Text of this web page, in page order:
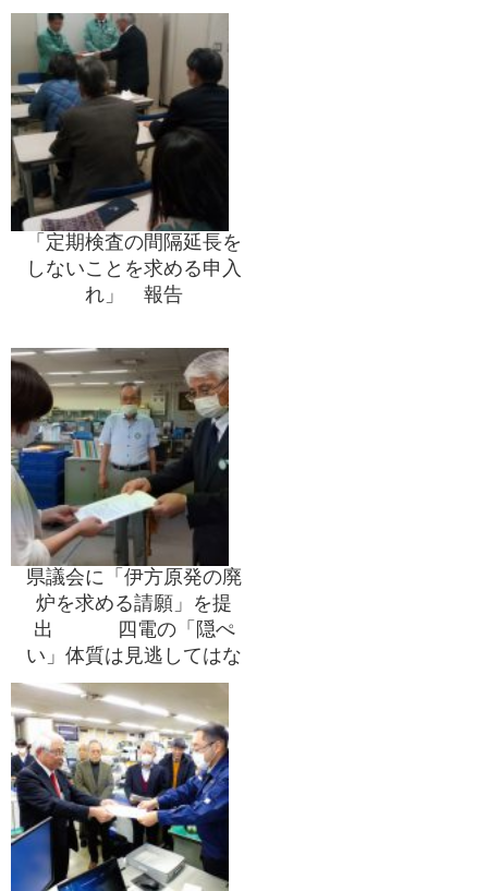
「定期検査の間隔延長を
しないことを求める申入
れ」 報告
県議会に「伊方原発の廃
炉を求める請願」を提
出 四電の「隠ぺ
い」体質は見逃してはな
らず、避難が困難な伊方
原発は廃炉しかない